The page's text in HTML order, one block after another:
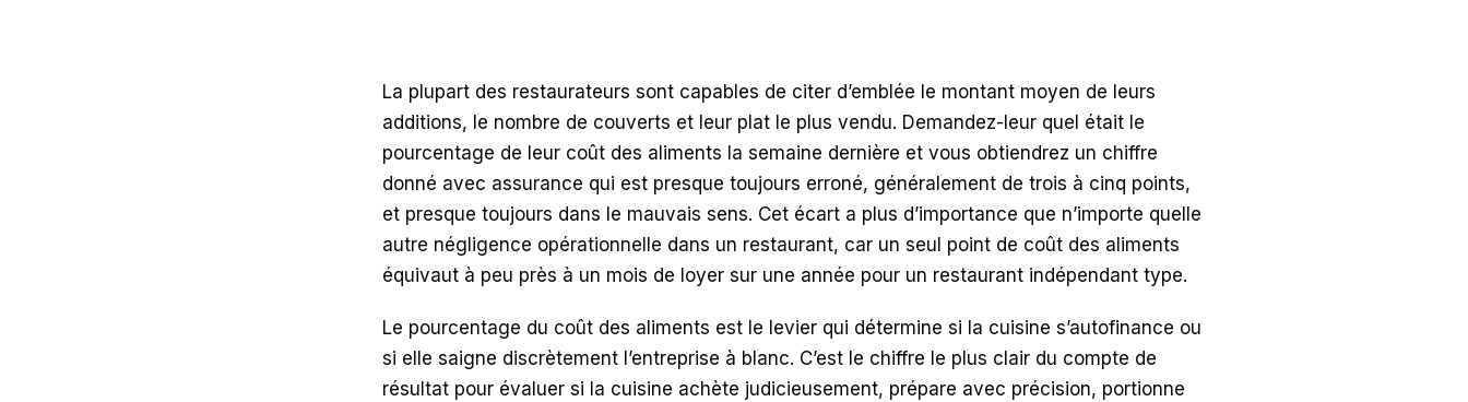
La plupart des restaurateurs sont capables de citer d’emblée le montant moyen de leurs
additions, le nombre de couverts et leur plat le plus vendu. Demandez-leur quel était le
pourcentage de leur coût des aliments la semaine dernière et vous obtiendrez un chiffre
donné avec assurance qui est presque toujours erroné, généralement de trois à cinq points,
et presque toujours dans le mauvais sens. Cet écart a plus d’importance que n’importe quelle
autre négligence opérationnelle dans un restaurant, car un seul point de coût des aliments
équivaut à peu près à un mois de loyer sur une année pour un restaurant indépendant type.
Le pourcentage du coût des aliments est le levier qui détermine si la cuisine s’autofinance ou
si elle saigne discrètement l’entreprise à blanc. C’est le chiffre le plus clair du compte de
résultat pour évaluer si la cuisine achète judicieusement, prépare avec précision, portionne